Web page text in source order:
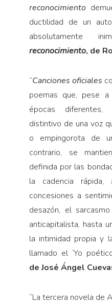
reconocimiento
ductilidad de un
absolutamente
reconocimiento, de
“Canciones oficiales
poemas que, pese
épocas
distintivo de una voz
o empingorota de
contrario, se
definida por las
la cadencia rápida,
concesiones a
desazón, el
anticapitalista, hasta
la intimidad propia y
llamado el ‘Yo
de José Ángel
“La tercera novela de